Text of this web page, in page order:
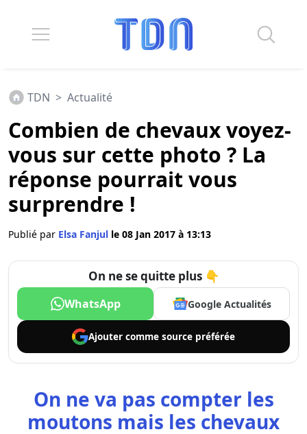
TDN > Actualité
Combien de chevaux voyez-
vous sur cette photo ? La
réponse pourrait vous
surprendre !
Publié par Elsa Fanjul le 08 Jan 2017 à 13:13
On ne se quitte plus 👇
WhatsApp Google Actualités
Ajouter comme source préférée
On ne va pas compter les
moutons mais les chevaux